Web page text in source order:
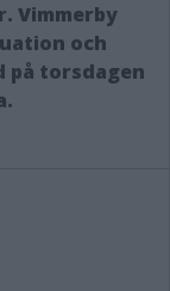
Vimmerby
och
på torsdagen